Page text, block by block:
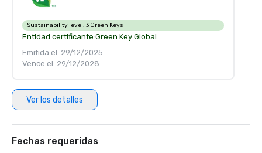
Sustainability level: 3 Green Keys
Entidad certificante:Green Key Global
Emitida el: 29/12/2025
Vence el: 29/12/2028
Ver los detalles
Fechas requeridas